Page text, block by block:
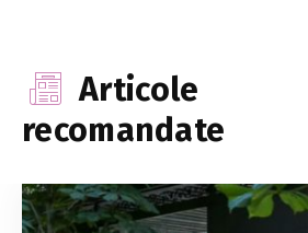
Articole
recomandate